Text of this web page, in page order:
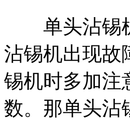
单头沾锡机
沾锡机出现故
锡机时多加注
数。那单头沾